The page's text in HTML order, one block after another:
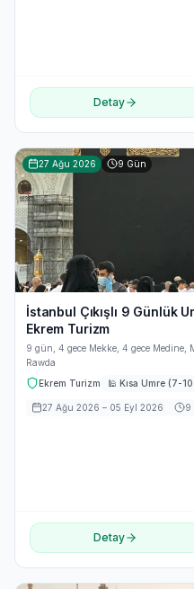
Detay
27 Ağu 2026 9 Gün
İstanbul Çıkışlı 9 Günlük
Ekrem Turizm
9 gün, 4 gece Mekke, 4 gece Medine,
Rawda
Ekrem Turizm
🕌 Kısa Umre (7-
27 Ağu 2026 – 05 Eyl 2026 9
Detay